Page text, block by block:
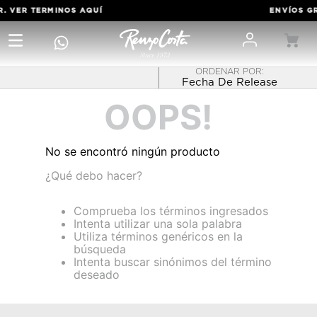
VER TERMINOSAQUÍ ENVÍOS
Fecha De Release
OOPS!
No se encontró ningún producto
¿Qué debo hacer?
Comprueba los términos ingresados
Intenta utilizar una sola palabra
Utiliza términos genéricos en la
búsqueda
Intenta buscar sinónimos del término
deseado